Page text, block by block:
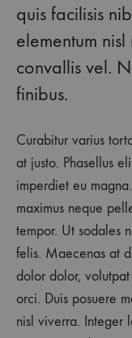
quis facilisis
elementum
convallis vel.
finibus.
Curabitur varius
at justo. Phasellus
imperdiet eu
maximus neque
tempor. Ut sodales
felis. Maecenas at
dolor dolor,
orci. Duis posuere
nisl viverra. Integer